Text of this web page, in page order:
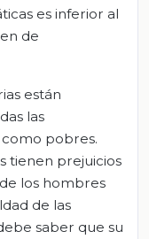
es inferior al
de
están
las
como pobres.
tienen prejuicios
los hombres
de las
saber que su